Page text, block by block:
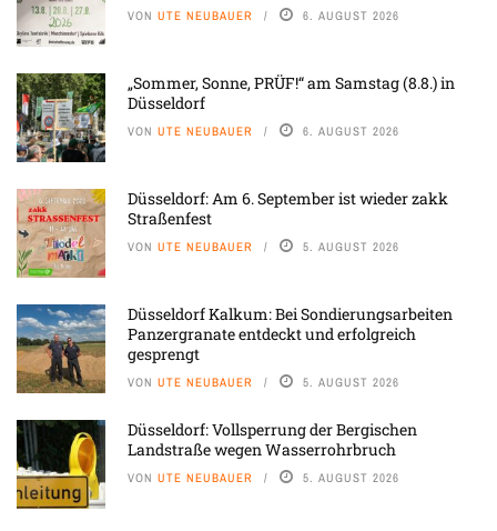
VON UTE NEUBAUER 6. AUGUST 2026
„Sommer, Sonne, PRÜF!“ am Samstag (8.8.) in
Düsseldorf
VON UTE NEUBAUER 6. AUGUST 2026
Düsseldorf: Am 6. September ist wieder zakk
Straßenfest
VON UTE NEUBAUER 5. AUGUST 2026
Düsseldorf Kalkum: Bei Sondierungsarbeiten
Panzergranate entdeckt und erfolgreich
gesprengt
VON UTE NEUBAUER 5. AUGUST 2026
Düsseldorf: Vollsperrung der Bergischen
Landstraße wegen Wasserrohrbruch
VON UTE NEUBAUER 5. AUGUST 2026